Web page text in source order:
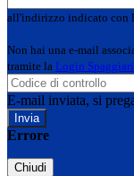
all'indirizzo indicato con
Non hai una e-mail
tramite la Login Spaggiari
E-mail inviata, si
Errore
Chiudi